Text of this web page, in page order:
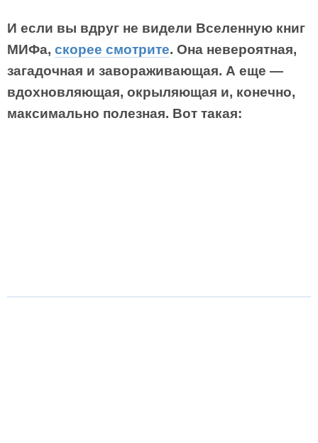
И если вы вдруг не видели Вселенную книг
МИФа, скорее смотрите. Она невероятная,
загадочная и завораживающая. А еще —
вдохновляющая, окрыляющая и, конечно,
максимально полезная. Вот такая: